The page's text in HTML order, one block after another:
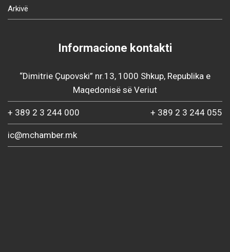
Arkivë
Informacione kontakti
“Dimitrie Çupovski” nr.13, 1000 Shkup, Republika e
Maqedonisë së Veriut
+ 389 2 3 244 000 + 389 2 3 244 055
ic@mchamber.mk